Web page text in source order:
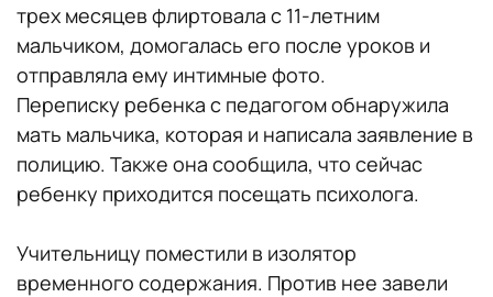
трех месяцев флиртовала с 11-летним
мальчиком, домогалась его после уроков и
отправляла ему интимные фото.
Переписку ребенка с педагогом обнаружила
мать мальчика, которая и написала заявление в
полицию. Также она сообщила, что сейчас
ребенку приходится посещать психолога.
Учительницу поместили в изолятор
временного содержания. Против нее завели